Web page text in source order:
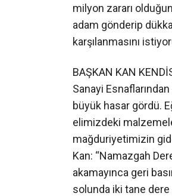
BAŞKAN KAN
Sanayi
büyük hasar gördü.
elimizdeki
mağduriyetimizin
Kan: “Namazgah
akamayınca geri
solunda iki tane dere
Biz Kandıra
derenin en son
önce hiç